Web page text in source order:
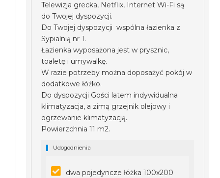
Telewizja grecka, Netflix, Internet Wi-Fi są
do Twojej dyspozycji.
Do Twojej dyspozycji wspólna łazienka z
Sypialnią nr 1.
Łazienka wyposażona jest w prysznic,
toaletę i umywalkę.
W razie potrzeby można doposażyć pokój w
dodatkowe łóżko.
Do dyspozycji Gości latem indywidualna
klimatyzacja, a zimą grzejnik olejowy i
ogrzewanie klimatyzacją.
Powierzchnia 11 m2.
Udogodnienia
dwa pojedyncze łóżka 100x200